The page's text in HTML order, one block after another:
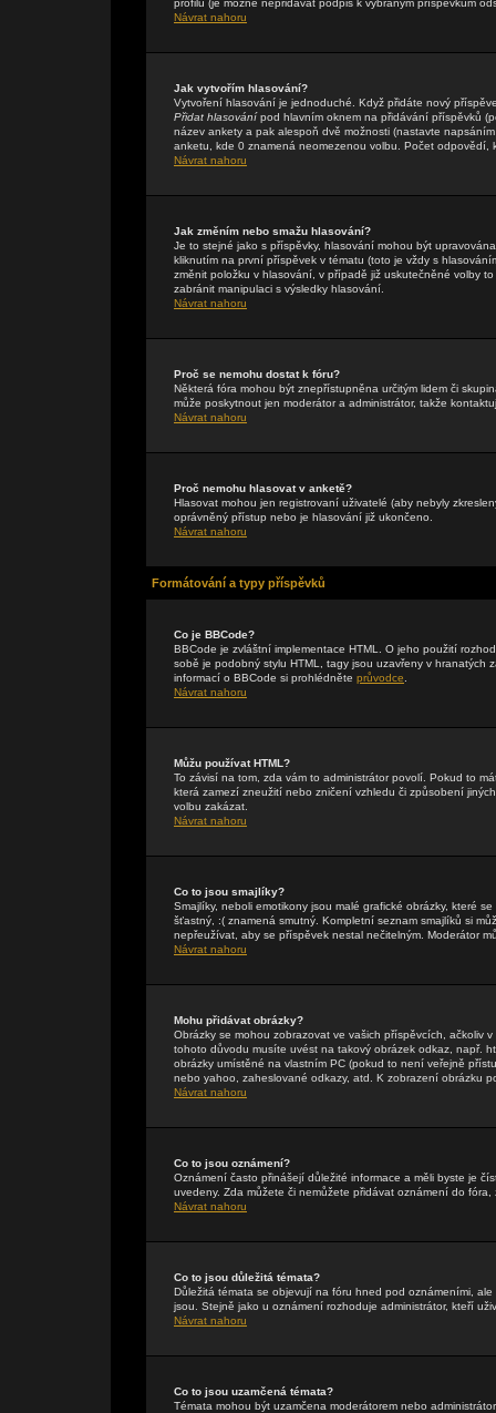
profilu (je možné nepřidávat podpis k vybraným příspěvkům
Návrat nahoru
Jak vytvořím hlasování?
Vytvoření hlasování je jednoduché. Když přidáte nový
Přidat hlasovánípod hlavním oknem na přidávání příspěvků
název ankety a pak alespoň dvě možnosti (nastavte
anketu, kde 0 znamená neomezenou volbu. Počet odpovědí,
Návrat nahoru
Jak změním nebo smažu hlasování?
Je to stejné jako s příspěvky, hlasování mohou být
kliknutím na první příspěvek v tématu (toto je vždy s
změnit položku v hlasování, v případě již uskutečněné volby
zabránit manipulaci s výsledky hlasování.
Návrat nahoru
Proč se nemohu dostat k fóru?
Některá fóra mohou být znepřístupněna určitým lidem či
může poskytnout jen moderátor a administrátor, takže
Návrat nahoru
Proč nemohu hlasovat v anketě?
Hlasovat mohou jen registrovaní uživatelé (aby nebyly
oprávněný přístup nebo je hlasování již ukončeno.
Návrat nahoru
Formátování a typy příspěvků
Co je BBCode?
BBCode je zvláštní implementace HTML. O jeho použití
sobě je podobný stylu HTML, tagy jsou uzavřeny v
informací o BBCode si prohlédněte průvodce
Návrat nahoru
Můžu používat HTML?
To závisí na tom, zda vám to administrátor povolí. Pokud to
která zamezí zneužití nebo zničení vzhledu či způsobení
volbu zakázat.
Návrat nahoru
Co to jsou smajlíky?
Smajlíky, neboli emotikony jsou malé grafické obrázky, které
šťastný, :( znamená smutný. Kompletní seznam smajlíků si
nepřeužívat, aby se příspěvek nestal nečitelným. Moderátor
Návrat nahoru
Mohu přidávat obrázky?
Obrázky se mohou zobrazovat ve vašich příspěvcích, ačkoliv
tohoto důvodu musíte uvést na takový obrázek odkaz, např.
obrázky umístěné na vlastním PC (pokud to není veřejně
nebo yahoo, zaheslované odkazy, atd. K zobrazení obrázku
Návrat nahoru
Co to jsou oznámení?
Oznámení často přinášejí důležité informace a měli byste je
uvedeny. Zda můžete či nemůžete přidávat oznámení do
Návrat nahoru
Co to jsou důležitá témata?
Důležitá témata se objevují na fóru hned pod oznámeními,
jsou. Stejně jako u oznámení rozhoduje administrátor, kteří
Návrat nahoru
Co to jsou uzamčená témata?
Témata mohou být uzamčena moderátorem nebo